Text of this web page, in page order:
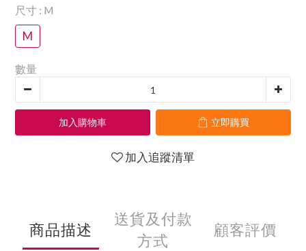
尺寸 : M
M
數量
加入購物車 立即購買
加入追蹤清單
商品描述
送貨及付款
方式
顧客評價